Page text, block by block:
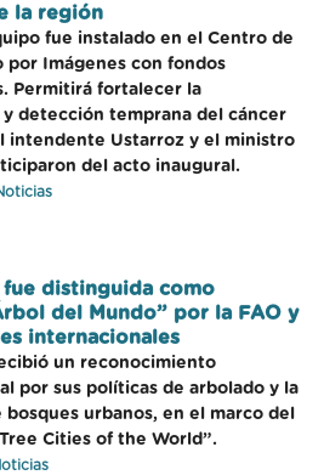
la región
fue instalado en el Centro de
por Imágenes con fondos
Permitirá fortalecer la
detección temprana del cáncer
intendente Ustarroz y el ministro
del acto inaugural.
fue distinguida como
del Mundo” por la FAO y
internacionales
un reconocimiento
por sus políticas de arbolado y la
bosques urbanos, en el marco del
Cities of the World”.